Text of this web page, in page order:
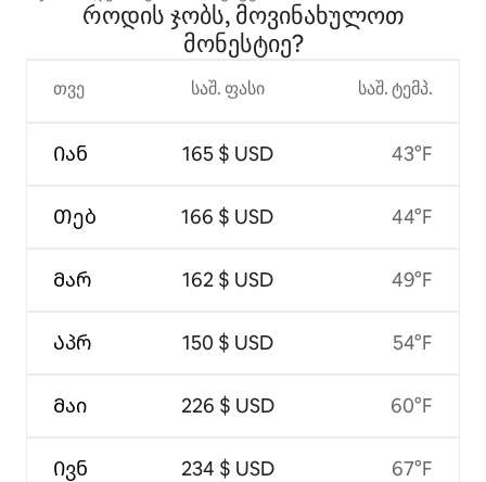
როდის ჯობს, მოვინახულოთ
მონესტიე?
თვე
Იან
Თებ
Მარ
Აპრ
Მაი
Ივნ
საშ. ფასი
165 $ USD
166 $ USD
162 $ USD
150 $ USD
226 $ USD
234 $ USD
საშ. ტემპ.
43°F
44°F
49°F
54°F
60°F
67°F